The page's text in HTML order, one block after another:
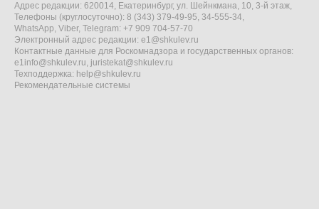
Адрес редакции: 620014, Екатеринбург, ул. Шейнкмана, 10, 3-й этаж,
Телефоны (круглосуточно): 8 (343) 379-49-95, 34-555-34,
WhatsApp, Viber, Telegram: +7 909 704-57-70
Электронный адрес редакции: e1@shkulev.ru
Контактные данные для Роскомнадзора и государственных органов:
e1info@shkulev.ru, juristekat@shkulev.ru
Техподдержка: help@shkulev.ru
Рекомендательные системы